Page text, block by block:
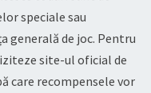
speciale sau
generală de joc. Pentru
site-ul oficial de
care recompensele vor